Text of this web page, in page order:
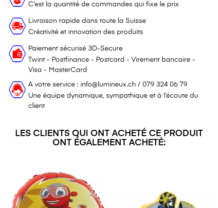
C’est la quantité de commandes qui fixe le prix
Livraison rapide dans toute la Suisse
Créativité et innovation des produits
Paiement sécurisé 3D-Secure
Twint - Postfinance - Postcard - Virement bancaire -
Visa - MasterCard
A votre service : info@lumineux.ch / 079 324 06 79
Une équipe dynamique, sympathique et à l’écoute du
client
LES CLIENTS QUI ONT ACHETÉ CE PRODUIT
ONT ÉGALEMENT ACHETÉ: